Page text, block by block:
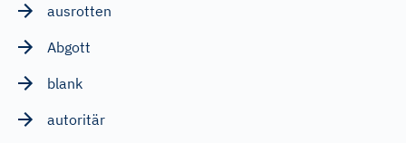
ausrotten
Abgott
blank
autoritär